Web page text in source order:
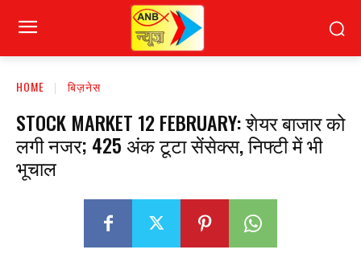
HOME बिज़नेस
STOCK MARKET 12 FEBRUARY: शेयर बाजार को
लगी नजर; 425 अंक टूटा सेंसेक्स, निफ्टी में भी
भूचाल